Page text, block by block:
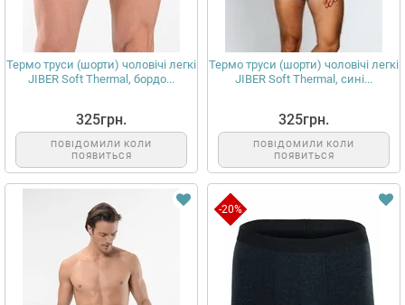
Термо труси (шорти) чоловічі легкі
JIBER Soft Thermal, бордо...
325грн.
ПОВІДОМИЛИ КОЛИ
ПОЯВИТЬСЯ
Термо труси (шорти) чоловічі легкі
JIBER Soft Thermal, сині...
325грн.
ПОВІДОМИЛИ КОЛИ
ПОЯВИТЬСЯ
-20%